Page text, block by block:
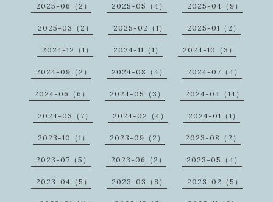
2025-06（2） 2025-05（4） 2025-04（9）
2025-03（2） 2025-02（1） 2025-01（2）
2024-12（1） 2024-11（1） 2024-10（3）
2024-09（2） 2024-08（4） 2024-07（4）
2024-06（6） 2024-05（3） 2024-04（14）
2024-03（7） 2024-02（4） 2024-01（1）
2023-10（1） 2023-09（2） 2023-08（2）
2023-07（5） 2023-06（2） 2023-05（4）
2023-04（5） 2023-03（8） 2023-02（5）